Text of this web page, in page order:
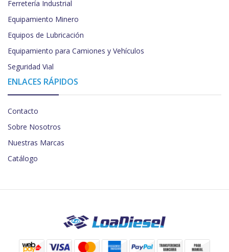
Ferretería Industrial
Equipamiento Minero
Equipos de Lubricación
Equipamiento para Camiones y Vehículos
Seguridad Vial
ENLACES RÁPIDOS
Contacto
Sobre Nosotros
Nuestras Marcas
Catálogo